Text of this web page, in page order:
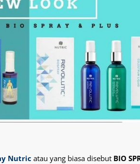
Nutric atau yang biasa disebut BIO